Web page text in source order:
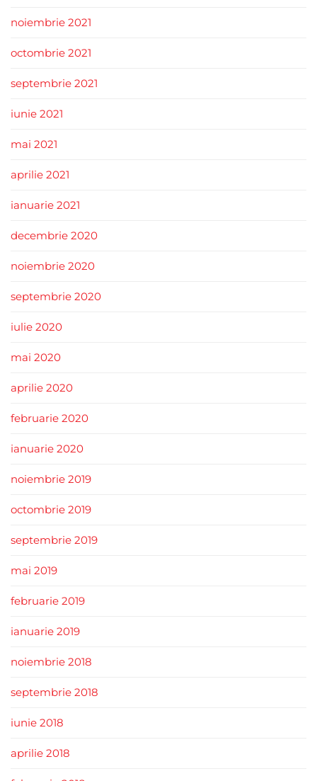
noiembrie 2021
octombrie 2021
septembrie 2021
iunie 2021
mai 2021
aprilie 2021
ianuarie 2021
decembrie 2020
noiembrie 2020
septembrie 2020
iulie 2020
mai 2020
aprilie 2020
februarie 2020
ianuarie 2020
noiembrie 2019
octombrie 2019
septembrie 2019
mai 2019
februarie 2019
ianuarie 2019
noiembrie 2018
septembrie 2018
iunie 2018
aprilie 2018